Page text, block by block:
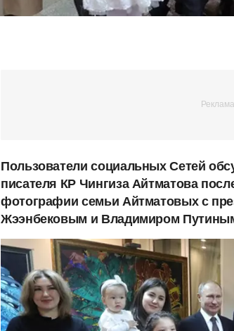
Пользователи социальных Сетей
писателя КР Чингиза Айтматова
фотографии семьи Айтматовых с
Жээнбековым и Владимиром